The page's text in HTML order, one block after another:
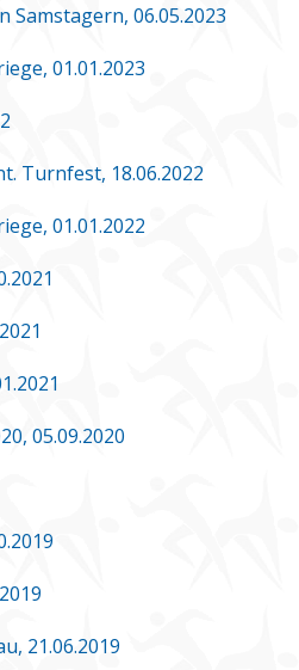
06.05.2023
01.01.2023
Turnfest, 18.06.2022
01.01.2022
05.09.2020
21.06.2019